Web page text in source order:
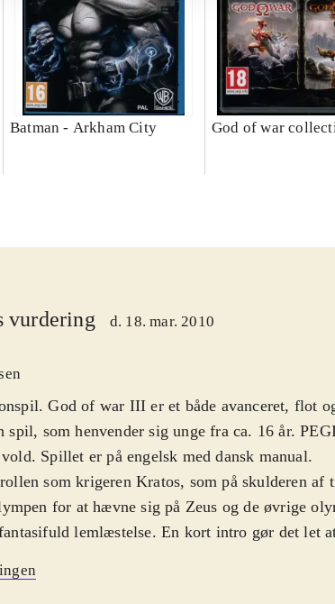
Batman - Arkham City God of war
vurdering d. 18. mar. 2010
God of war III er et både avanceret, flot
spil, som henvender sig unge fra ca. 16 år.
Spillet er på engelsk med dansk manual.
som krigeren Kratos, som på skulderen af
for at hævne sig på Zeus og de øvrige
lemlæstelse. En kort intro gør det let at
en perlerække af fantastiske, magiske våben,